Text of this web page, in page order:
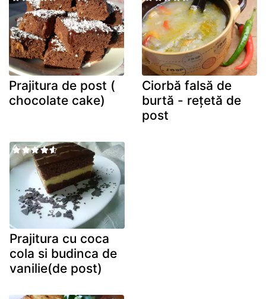
Prajitura de post (
chocolate cake)
Ciorbă falsă de
burtă - rețetă de
post
Prajitura cu coca
cola si budinca de
vanilie(de post)